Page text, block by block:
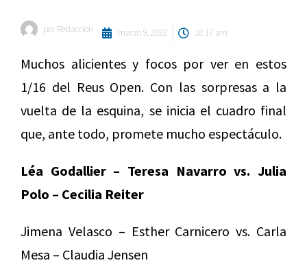
por Redaccion marzo 9, 2022 10:17 am
Muchos alicientes y focos por ver en estos
1/16 del Reus Open. Con las sorpresas a la
vuelta de la esquina, se inicia el cuadro final
que, ante todo, promete mucho espectáculo.
Léa Godallier – Teresa Navarro vs. Julia
Polo – Cecilia Reiter
Jimena Velasco – Esther Carnicero vs. Carla
Mesa – Claudia Jensen